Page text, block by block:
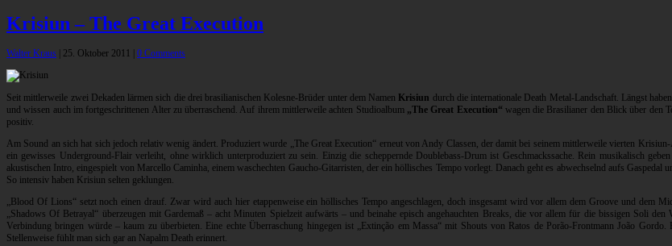
Krisiun – The Great Execution
Walter Kraus 25. Oktober 2011 0 Comments
Seit mittlerweile zwei Dekaden lärmen sich die drei brasilianischen Kolesne-Brüder unter dem Namen Krisiun durch die internationale Death Metal-Landschaft. Längst
und wissen auch im fortgeschrittenen Alter zu überraschend. Auf ihrem mittlerweile achten Studioalbum „The Great Execution“ wagen die Brasilianer den Blick über den
positiv.
Am Sound an sich hat sich jedoch relativ wenig ändert. Produziert wurde „The Great Execution“ erneut von Andy Classen, der damit bei seinem mittlerweile vierten
ein gewisses Underground-Flair verleiht, ohne wirklich unterproduziert zu sein. Einzig die scheppernde Doublebass-Drum ist Geschmackssache. Rein musikalisch
akustischen Intro, eingespielt von Marcello Caminha, einem waschechten Gaucho-Gitarristen, der ein höllisches Tempo vorlegt. Danach geht es abwechselnd aufs
So intensiv haben Krisiun selten geklungen.
„Blood Of Lions“ setzt noch einen drauf. Zwar wird auch hier etappenweise ein höllisches Tempo angeschlagen, doch insgesamt wird vor allem dem Groove und
„Shadows Of Betrayal“ überzeugen mit Gardemaß – acht Minuten Spielzeit aufwärts – und beinahe episch angehauchten Breaks, die vor allem für die bissigen Soli
Verbindung bringen würde – kaum zu überbieten. Eine echte Überraschung hingegen ist „Extinção em Massa“ mit Shouts von Ratos de Porão-Frontmann João
Stellenweise fühlt man sich gar an Napalm Death erinnert.